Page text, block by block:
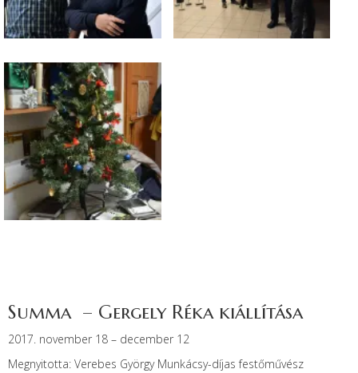
Summa – Gergely Réka kiállítása
2017. november 18 – december 12
Megnyitotta: Verebes György Munkácsy-díjas festőművész